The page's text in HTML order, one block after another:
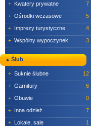
+ Kwatery prywatne
7
+ Ośrodki wczasowe
5
+ Imprezy turystyczne
4
+ Wspólny wypoczynek 3
Ślub
+ Suknie ślubne
12
+ Garnitury
6
+ Obuwie
0
+ Inna odzież
7
+ Lokale, sale
1